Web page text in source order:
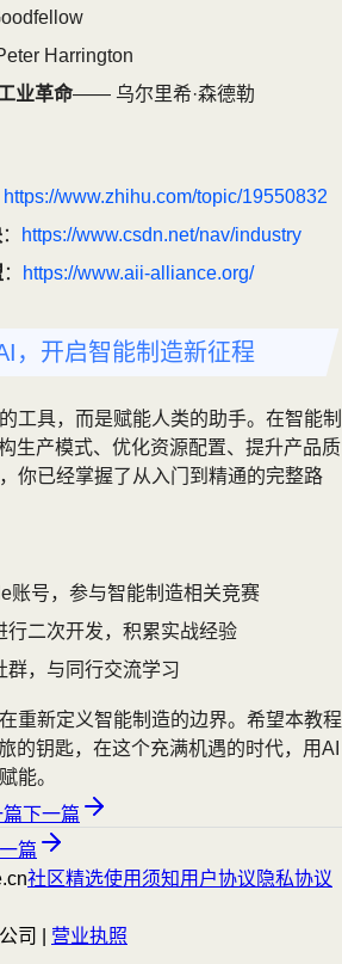
Harrington
业革命—— 乌尔里希·森德勒
https://www.zhihu.com/topic/19550832
：
https://www.csdn.net/nav/industry
： https://www.aii-alliance.org/
，开启智能制造新征程
工具，而是赋能人类的助手。在智能制
生产模式、优化资源配置、提升产品质
你已经掌握了从入门到精通的完整路
账号，参与智能制造相关竞赛
行二次开发，积累实战经验
群，与同行交流学习
重新定义智能制造的边界。希望本教程
的钥匙，在这个充满机遇的时代，用AI
能。
篇下一篇
篇
社区精选使用须知用户协议 隐私协议
司 |
营业执照